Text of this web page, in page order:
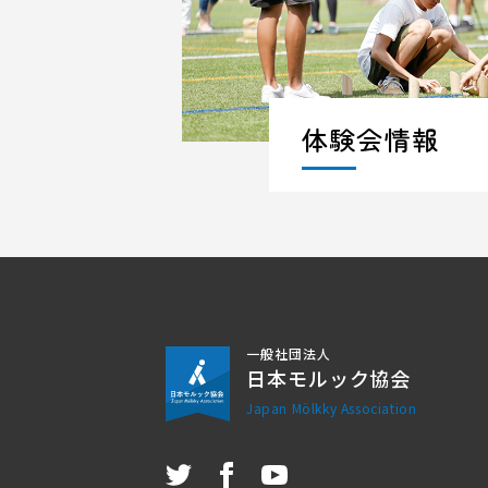
体験会情報
一般社団法人
日本モルック協会
Japan Mölkky Association